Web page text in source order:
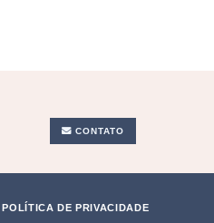
CONTATO
POLÍTICA DE PRIVACIDADE